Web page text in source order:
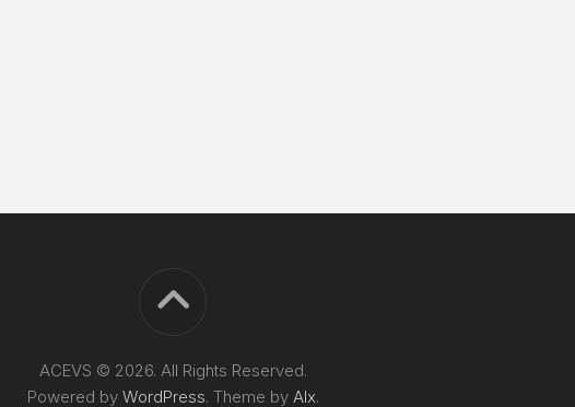
ACEVS © 2026. All Rights Reserved.
Powered by WordPress. Theme by Alx.